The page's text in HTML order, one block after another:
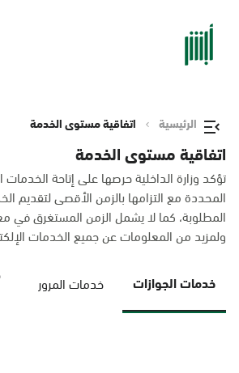
الرئيسية اتفاقية مستوى الخدمة
اتفاقية مستوى الخدمة
تؤكد وزارة الداخلية حرصها على إتاحة
المحددة مع التزامها بالزمن الأقصى
المطلوبة، كما لا يشمل الزمن المستغرق
ولمزيد من المعلومات عن جميع الخدمات
خدمات الجوازات خدمات المرور